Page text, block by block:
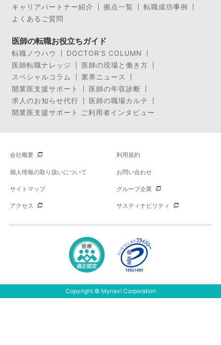
キャリアパートナー紹介
拠点一覧
転職成功事例
よくあるご質問
医師の転職お役立ちガイド
転職ノウハウ
DOCTOR’S COLUMN
医師転職ナレッジ
医師の現場と働き方
スペシャルコラム
業界ニュース
開業医支援サポート
医師の年収診断
求人のお知らせ代行
医師の職場カルテ
開業医支援サポート ご利用者インタビュー
会社概要 利用規約
個人情報の取り扱いについて お問い合わせ
サイトマップ グループ企業
アクセス サスティナビリティ
Copyright © Mynavi Corporation